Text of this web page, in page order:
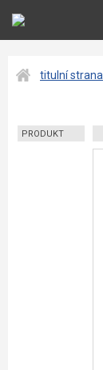
titulní strana
PRODUKT